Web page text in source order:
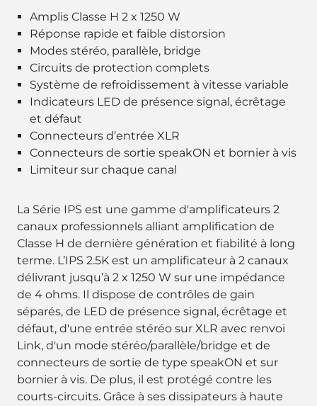
Amplis Classe H 2 x 1250 W
Réponse rapide et faible distorsion
Modes stéréo, parallèle, bridge
Circuits de protection complets
Système de refroidissement à vitesse variable
Indicateurs LED de présence signal, écrêtage
et défaut
Connecteurs d’entrée XLR
Connecteurs de sortie speakON et bornier à vis
Limiteur sur chaque canal
La Série IPS est une gamme d'amplificateurs 2
canaux professionnels alliant amplification de
Classe H de dernière génération et fiabilité à long
terme. L’IPS 2.5K est un amplificateur à 2 canaux
délivrant jusqu’à 2 x 1250 W sur une impédance
de 4 ohms. Il dispose de contrôles de gain
séparés, de LED de présence signal, écrêtage et
défaut, d'une entrée stéréo sur XLR avec renvoi
Link, d'un mode stéréo/parallèle/bridge et de
connecteurs de sortie de type speakON et sur
bornier à vis. De plus, il est protégé contre les
courts-circuits. Grâce à ses dissipateurs à haute